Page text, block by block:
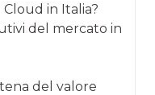
in Italia?
del mercato in
del valore